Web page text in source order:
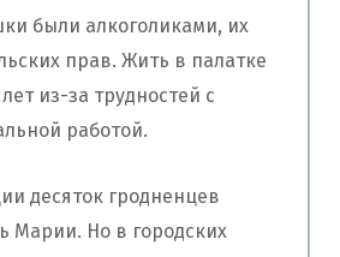
были алкоголиками, их
прав. Жить в палатке
из-за трудностей с
работой.
десяток гродненцев
Марии. Но в городских